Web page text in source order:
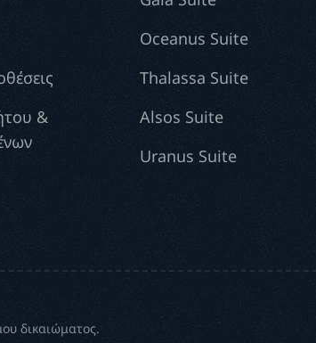
&
Oceanus Suite
Thalassa Suite
Alsos Suite
Uranus Suite
δικαιώματος.